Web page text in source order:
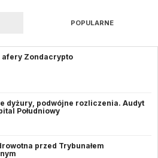
POPULARNE
afery Zondacrypto
dyżury, podwójne rozliczenia. Audyt
Południowy
przed Trybunałem